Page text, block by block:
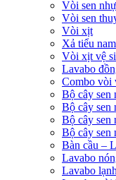
Vòi sen
Vòi sen
Vòi xịt
Xả tiểu nam
Vòi xịt vệ
Lavabo
Combo vòi
Bộ cây sen
Bộ cây sen
Bộ cây sen
Bộ cây sen
Bàn cầu –
Lavabo
Lavabo